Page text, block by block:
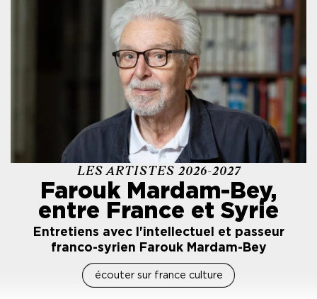
LES ARTISTES 2026-2027
Farouk Mardam-Bey,
entre France et Syrie
Entretiens avec l'intellectuel et passeur
franco-syrien Farouk Mardam-Bey
écouter sur france culture